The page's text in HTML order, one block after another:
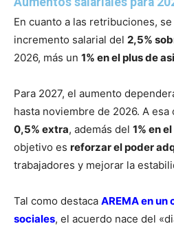
En cuanto a las retribuciones,
incremento salarial del 2,5%
2026, más un 1% en el plus de
Para 2027, el aumento
hasta noviembre de 2026. A esa
0,5% extra, además del 1% en
objetivo es reforzar el poder
trabajadores y mejorar la
Tal como destaca AREMA en un
sociales, el acuerdo nace del